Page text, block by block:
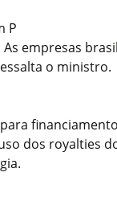
P
empresas
o ministro.
dos royalties